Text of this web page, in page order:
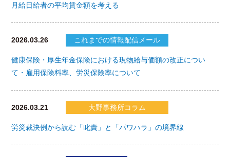
月給日給者の平均賃金額を考える
2026.03.26 これまでの情報配信メール
健康保険・厚生年金保険における現物給与価額の改正につい
て・雇用保険料率、労災保険率について
2026.03.21 大野事務所コラム
労災裁決例から読む「叱責」と「パワハラ」の境界線